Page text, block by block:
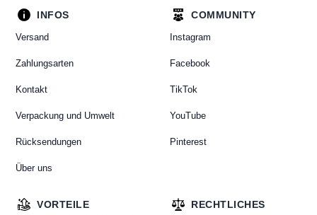
INFOS
Versand
Zahlungsarten
Kontakt
Verpackung und Umwelt
Rücksendungen
Über uns
COMMUNITY
Instagram
Facebook
TikTok
YouTube
Pinterest
RECHTLICHES
VORTEILE